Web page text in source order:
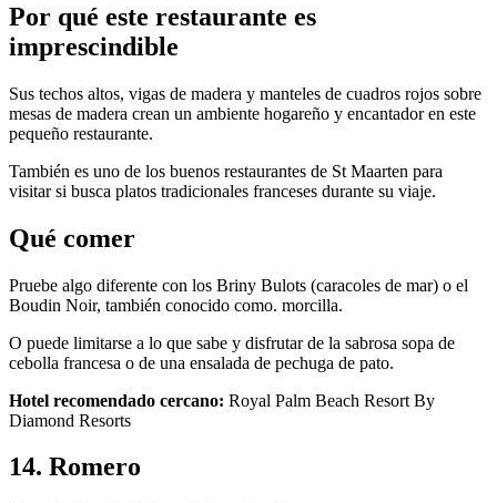
Por qué este restaurante es
imprescindible
Sus techos altos, vigas de madera y manteles de cuadros rojos sobre
mesas de madera crean un ambiente hogareño y encantador en este
pequeño restaurante.
También es uno de los buenos restaurantes de St Maarten para
visitar si busca platos tradicionales franceses durante su viaje.
Qué comer
Pruebe algo diferente con los Briny Bulots (caracoles de mar) o el
Boudin Noir, también conocido como. morcilla.
O puede limitarse a lo que sabe y disfrutar de la sabrosa sopa de
cebolla francesa o de una ensalada de pechuga de pato.
Hotel recomendado cercano: Royal Palm Beach Resort By
Diamond Resorts
14. Romero